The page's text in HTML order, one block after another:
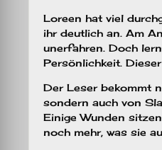
Loreen hat viel
ihr deutlich an. Am
unerfahren. Doch
Persönlichkeit.
Der Leser bekommt
sondern auch von
Einige Wunden
noch mehr, was sie